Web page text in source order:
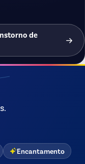
de
Encantamento